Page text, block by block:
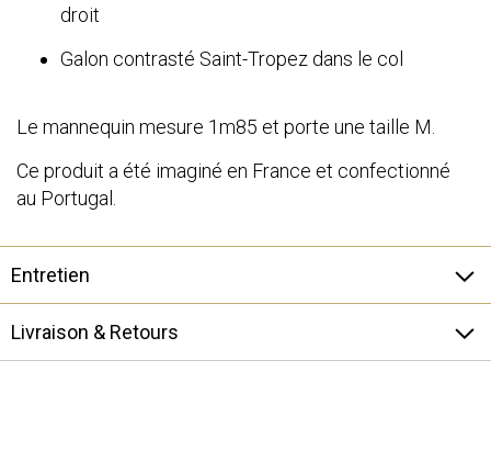
droit
Galon contrasté Saint-Tropez dans le col
Le mannequin mesure 1m85 et porte une taille M.
Ce produit a été imaginé en France et confectionné
au Portugal.
Entretien
Livraison & Retours